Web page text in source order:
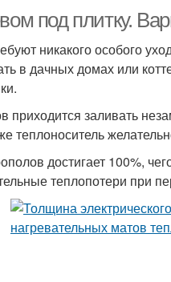
под плитку.
никакого особого
в дачных домах или
приходится заливать
теплоноситель
достигает 100%,
теплопотери при